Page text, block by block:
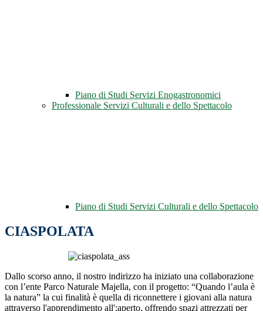
Piano di Studi Servizi Enogastronomici
Professionale Servizi Culturali e dello Spettacolo
Piano di Studi Servizi Culturali e dello Spettacolo
CIASPOLATA
Dallo scorso anno, il nostro indirizzo ha iniziato una collaborazione
con l’ente Parco Naturale Majella, con il progetto: “Quando l’aula è
la natura” la cui finalità è quella di riconnettere i giovani alla natura
attraverso l'apprendimento all';aperto, offrendo spazi attrezzati per